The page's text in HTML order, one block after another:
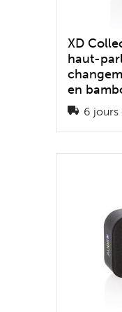
XD
haut-
en
6 jours